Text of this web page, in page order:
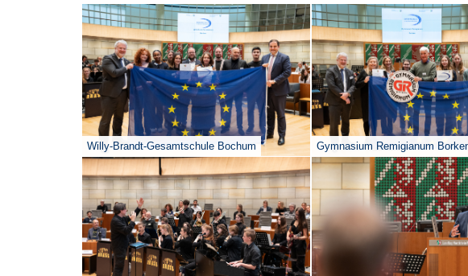
Willy-Brandt-Gesamtschule Bochum Gymnasium Remigianum